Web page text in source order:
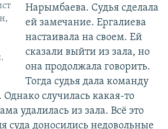
Нарымбаева. Судья сделала
ей замечание. Ергалиева
настаивала на своем. Ей
сказали выйти из зала, но
она продолжала говорить.
Тогда судья дала команду
Однако случилась какая-то
удалилась из зала. Всё это
суда доносились недовольные